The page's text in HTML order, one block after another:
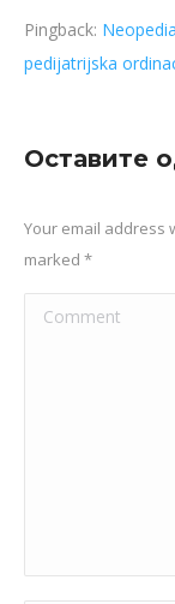
Pingback:
pedijatrijska
Оставите
Your email address
marked *
Comment